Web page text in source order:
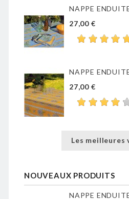
27,00 €
27,00 €
Les meilleures
NOUVEAUX PRODUITS